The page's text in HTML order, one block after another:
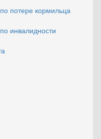
потере кормильца
инвалидности